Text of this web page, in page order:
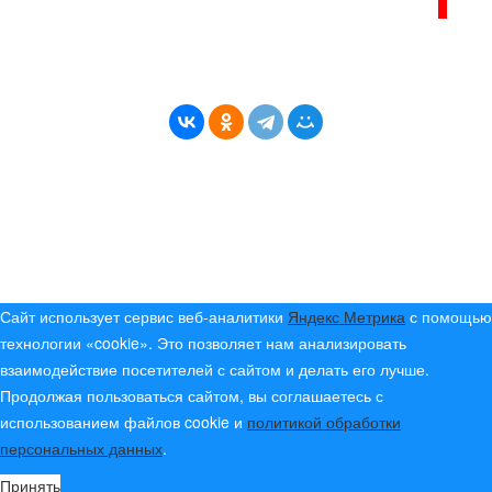
Сайт использует сервис веб-аналитики Яндекс Метрика с помощью
технологии «cookie». Это позволяет нам анализировать
взаимодействие посетителей с сайтом и делать его лучше.
Продолжая пользоваться сайтом, вы соглашаетесь с
использованием файлов cookie и политикой обработки
персональных данных.
Принять